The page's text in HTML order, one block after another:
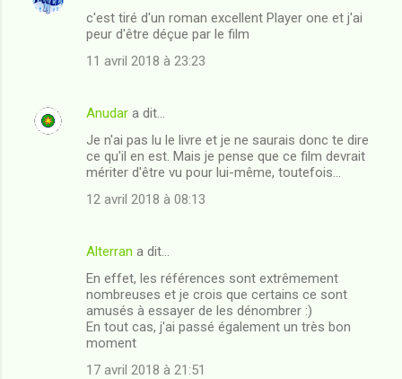
n
c'est tiré d'un roman excellent Player one et j'ai
peur d'être déçue par le film
11 avril 2018 à 23:23
Anudar a dit…
Je n'ai pas lu le livre et je ne saurais donc te dire
ce qu'il en est. Mais je pense que ce film devrait
mériter d'être vu pour lui-même, toutefois...
12 avril 2018 à 08:13
Alterran a dit…
En effet, les références sont extrêmement
nombreuses et je crois que certains ce sont
amusés à essayer de les dénombrer :)
En tout cas, j'ai passé également un très bon
moment
17 avril 2018 à 21:51